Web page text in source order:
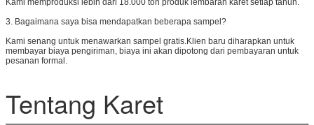
Kami memproduksi lebih dari 18.000 ton produk lembaran karet setiap tahun.
3. Bagaimana saya bisa mendapatkan beberapa sampel?
Kami senang untuk menawarkan sampel gratis.Klien baru diharapkan untuk
membayar biaya pengiriman, biaya ini akan dipotong dari pembayaran untuk
pesanan formal.
Tentang Karet